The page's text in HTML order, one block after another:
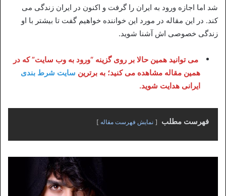
شد اما اجازه ورود به ایران را گرفت و اکنون در ایران زندگی می
کند. در این مقاله در مورد این خواننده خواهیم گفت تا بیشتر با او
زندگی خصوصی اش آشنا شوید.
می توانید همین حالا بر روی گزینه “ورود به وب سایت” که در
همین مقاله مشاهده می کنید؛ به برترین سایت شرط بندی
ایرانی هدایت شوید.
فهرست مطلب نمایش فهرست مقاله